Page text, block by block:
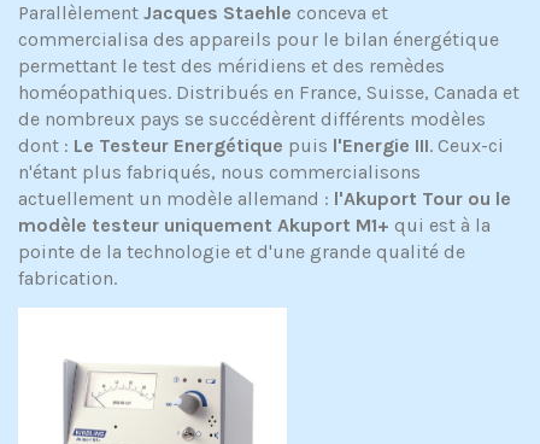
Parallèlement Jacques Staehle conceva et
commercialisa des appareils pour le bilan énergétique
permettant le test des méridiens et des remèdes
homéopathiques. Distribués en France, Suisse, Canada et
de nombreux pays se succédèrent différents modèles
dont : Le Testeur Energétique puis l'Energie III. Ceux-ci
n'étant plus fabriqués, nous commercialisons
actuellement un modèle allemand : l'Akuport Tour ou le
modèle testeur uniquement Akuport M1+ qui est à la
pointe de la technologie et d'une grande qualité de
fabrication.